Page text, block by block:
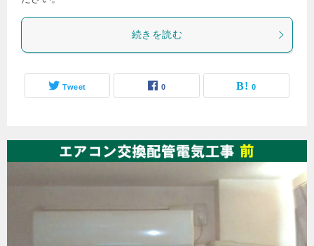
続きを読む
Tweet 0 0